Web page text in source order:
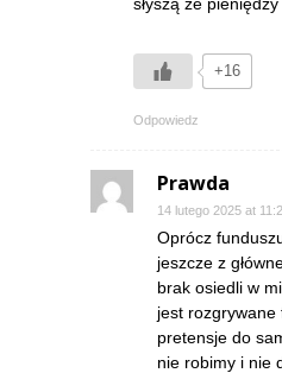
+16
Odpowiedz
Prawda
14 lutego 2025 at
Oprócz
jeszcze z
brak osiedli w
jest
pretensje do
nie robimy i nie